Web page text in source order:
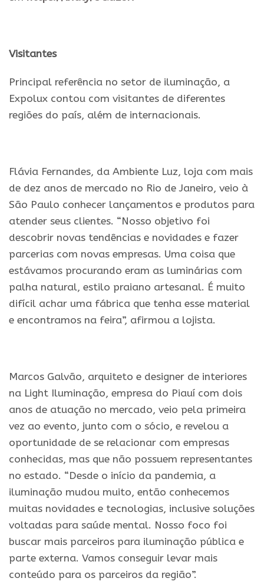
Visitantes
Principal referência no setor de iluminação, a
Expolux contou com visitantes de diferentes
regiões do país, além de internacionais.
Flávia Fernandes, da Ambiente Luz, loja com mais
de dez anos de mercado no Rio de Janeiro, veio à
São Paulo conhecer lançamentos e produtos para
atender seus clientes. “Nosso objetivo foi
descobrir novas tendências e novidades e fazer
parcerias com novas empresas. Uma coisa que
estávamos procurando eram as luminárias com
palha natural, estilo praiano artesanal. É muito
difícil achar uma fábrica que tenha esse material
e encontramos na feira”, afirmou a lojista.
Marcos Galvão, arquiteto e designer de interiores
na Light Iluminação, empresa do Piauí com dois
anos de atuação no mercado, veio pela primeira
vez ao evento, junto com o sócio, e revelou a
oportunidade de se relacionar com empresas
conhecidas, mas que não possuem representantes
no estado. “Desde o início da pandemia, a
iluminação mudou muito, então conhecemos
muitas novidades e tecnologias, inclusive soluções
voltadas para saúde mental. Nosso foco foi
buscar mais parceiros para iluminação pública e
parte externa. Vamos conseguir levar mais
conteúdo para os parceiros da região”.